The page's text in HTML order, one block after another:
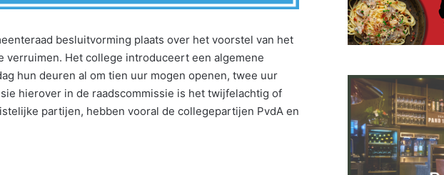
besluitvorming plaats over het voorstel van het
Het college introduceert een algemene
hun deuren al om tien uur mogen openen, twee uur
hierover in de raadscommissie is het twijfelachtig of
partijen, hebben vooral de collegepartijen PvdA en